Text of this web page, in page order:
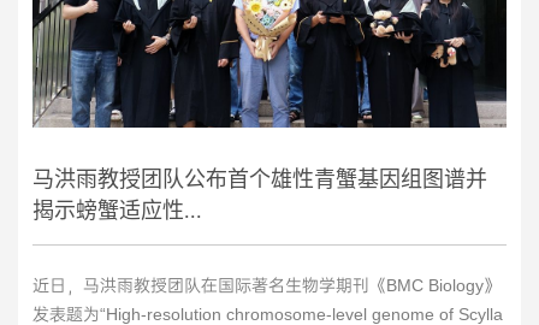
马洪雨教授团队公布首个雄性青蟹基因组图谱并
揭示螃蟹适应性...
近日，马洪雨教授团队在国际著名生物学期刊《BMC Biology》
发表题为“High-resolution chromosome-level genome of Scylla